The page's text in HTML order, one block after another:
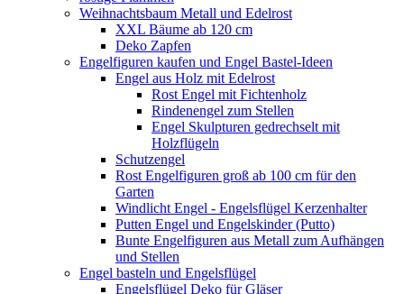
Weihnachtsbaum Metall und Edelrost
XXL Bäume ab 120 cm
Deko Zapfen
Engelfiguren kaufen und Engel Bastel-Ideen
Engel aus Holz mit Edelrost
Rost Engel mit Fichtenholz
Rindenengel zum Stellen
Engel Skulpturen gedrechselt mit
Holzflügeln
Schutzengel
Rost Engelfiguren groß ab 100 cm für den
Garten
Windlicht Engel - Engelsflügel Kerzenhalter
Putten Engel und Engelskinder (Putto)
Bunte Engelfiguren aus Metall zum Aufhängen
und Stellen
Engel basteln und Engelsflügel
Engelsflügel Deko für Gläser